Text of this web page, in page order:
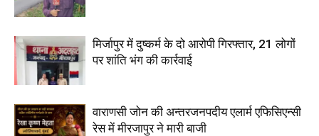
मिर्जापुर में दुष्कर्म के दो आरोपी गिरफ्तार, 21 लोगों
पर शांति भंग की कार्रवाई
वाराणसी जोन की अन्तरजनपदीय एलार्म एफिसिएन्सी
रेस में मीरजापुर ने मारी बाजी